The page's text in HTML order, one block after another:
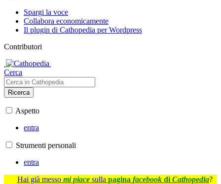
Spargi la voce
Collabora economicamente
Il plugin di Cathopedia per Wordpress
Contributori
Cerca
Ricerca
Aspetto
entra
Strumenti personali
entra
Hai già messo mi piace sulla pagina facebook di Cathopedia?